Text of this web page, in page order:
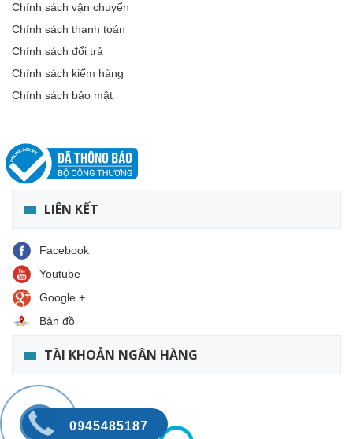
Chính sách vận chuyển
Chính sách thanh toán
Chính sách đổi trả
Chính sách kiểm hàng
Chính sách bảo mật
LIÊN KẾT
Facebook
Youtube
Google +
Bản đồ
TÀI KHOẢN NGÂN HÀNG
0945485187